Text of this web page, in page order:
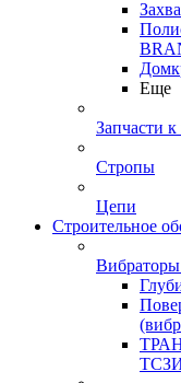
Еще
Запчасти
Стропы
Цепи
Строительное